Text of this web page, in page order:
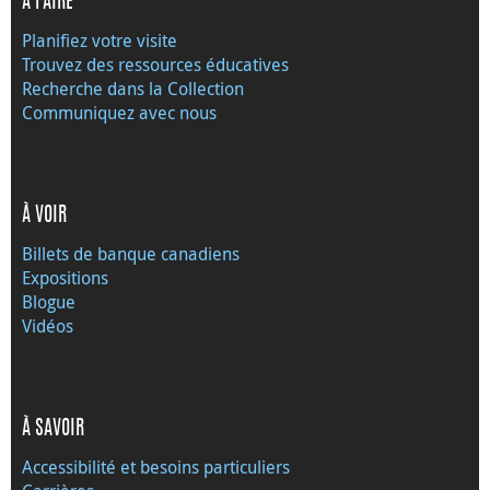
Planifiez votre visite
Trouvez des ressources éducatives
Recherche dans la Collection
Communiquez avec nous
À VOIR
Billets de banque canadiens
Expositions
Blogue
Vidéos
À SAVOIR
Accessibilité et besoins particuliers